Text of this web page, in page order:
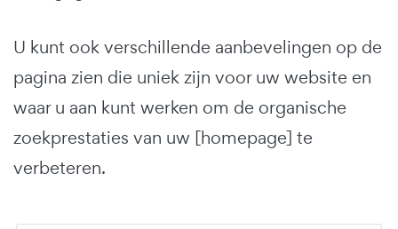
U kunt ook verschillende aanbevelingen op de
pagina zien die uniek zijn voor uw website en
waar u aan kunt werken om de organische
zoekprestaties van uw [homepage] te
verbeteren.